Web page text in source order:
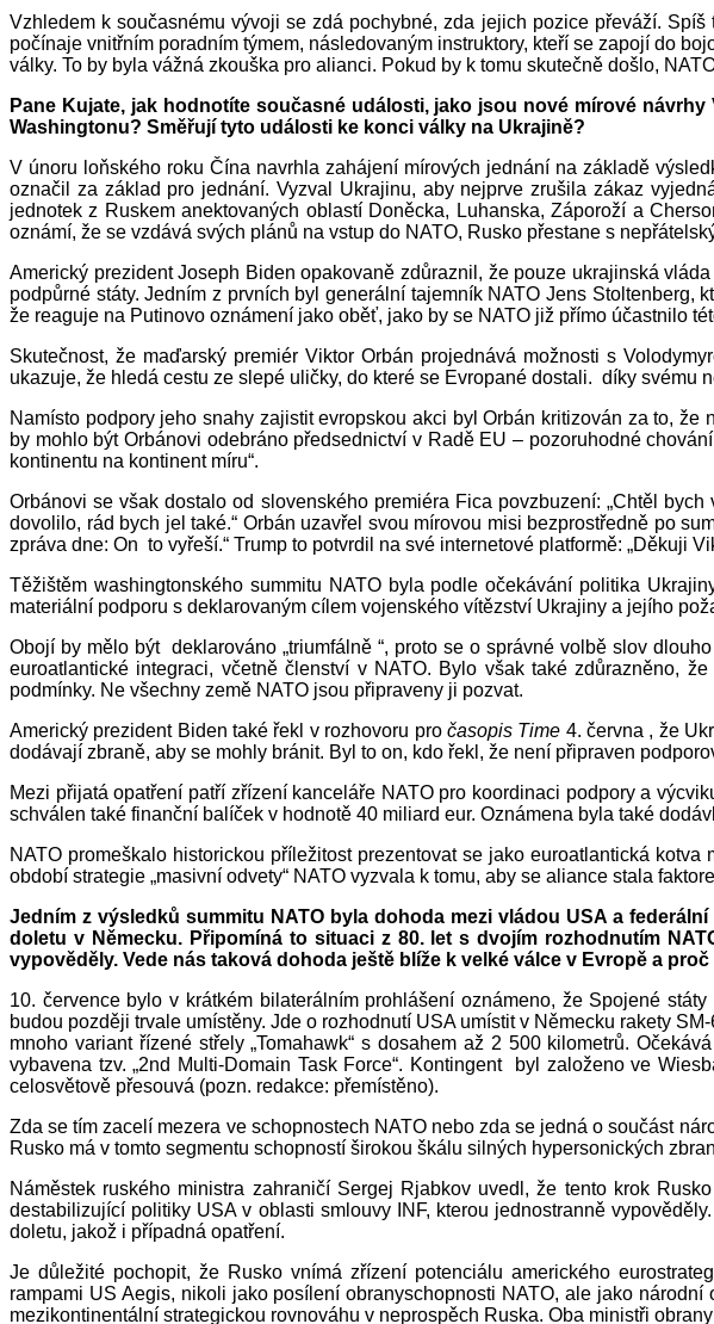
Vzhledem k současnému vývoji se zdá pochybné, zda jejich pozice převáží.
počínaje vnitřním poradním týmem, následovaným instruktory, kteří se zapojí do
války. To by byla vážná zkouška pro alianci. Pokud by k tomu skutečně došlo,
Pane Kujate, jak hodnotíte současné události, jako jsou nové mírové
Washingtonu? Směřují tyto události ke konci války na Ukrajině?
V únoru loňského roku Čína navrhla zahájení mírových jednání na základě
označil za základ pro jednání. Vyzval Ukrajinu, aby nejprve zrušila zákaz
jednotek z Ruskem anektovaných oblastí Doněcka, Luhanska, Záporoží a
oznámí, že se vzdává svých plánů na vstup do NATO, Rusko přestane s
Americký prezident Joseph Biden opakovaně zdůraznil, že pouze ukrajinská
podpůrné státy. Jedním z prvních byl generální tajemník NATO Jens Stoltenberg,
že reaguje na Putinovo oznámení jako oběť, jako by se NATO již přímo účastnilo
Skutečnost, že maďarský premiér Viktor Orbán projednává možnosti s
ukazuje, že hledá cestu ze slepé uličky, do které se Evropané dostali. díky svému
Namísto podpory jeho snahy zajistit evropskou akci byl Orbán kritizován za to,
by mohlo být Orbánovi odebráno předsednictví v Radě EU – pozoruhodné
kontinentu na kontinent míru“.
Orbánovi se však dostalo od slovenského premiéra Fica povzbuzení: „Chtěl
dovolilo, rád bych jel také.“ Orbán uzavřel svou mírovou misi bezprostředně po
zpráva dne: On to vyřeší.“ Trump to potvrdil na své internetové platformě: „Děkuji
Těžištěm washingtonského summitu NATO byla podle očekávání politika
materiální podporu s deklarovaným cílem vojenského vítězství Ukrajiny a jejího
Obojí by mělo být deklarováno „triumfálně “, proto se o správné volbě slov
euroatlantické integraci, včetně členství v NATO. Bylo však také zdůrazněno,
podmínky. Ne všechny země NATO jsou připraveny ji pozvat.
Americký prezident Biden také řekl v rozhovoru pro časopis Time 4. června , že
dodávají zbraně, aby se mohly bránit. Byl to on, kdo řekl, že není připraven
Mezi přijatá opatření patří zřízení kanceláře NATO pro koordinaci podpory a
schválen také finanční balíček v hodnotě 40 miliard eur. Oznámena byla také
NATO promeškalo historickou příležitost prezentovat se jako euroatlantická
období strategie „masivní odvety“ NATO vyzvala k tomu, aby se aliance stala
Jedním z výsledků summitu NATO byla dohoda mezi vládou USA a
doletu v Německu. Připomíná to situaci z 80. let s dvojím rozhodnutím
vypověděly. Vede nás taková dohoda ještě blíže k velké válce v Evropě a
10. července bylo v krátkém bilaterálním prohlášení oznámeno, že Spojené
budou později trvale umístěny. Jde o rozhodnutí USA umístit v Německu rakety
mnoho variant řízené střely „Tomahawk“ s dosahem až 2 500 kilometrů.
vybavena tzv. „2nd Multi-Domain Task Force“. Kontingent byl založeno ve
celosvětově přesouvá (pozn. redakce: přemístěno).
Zda se tím zacelí mezera ve schopnostech NATO nebo zda se jedná o součást
Rusko má v tomto segmentu schopností širokou škálu silných hypersonických
Náměstek ruského ministra zahraničí Sergej Rjabkov uvedl, že tento krok
destabilizující politiky USA v oblasti smlouvy INF, kterou jednostranně
doletu, jakož i případná opatření.
Je důležité pochopit, že Rusko vnímá zřízení potenciálu amerického
rampami US Aegis, nikoli jako posílení obranyschopnosti NATO, ale jako
mezikontinentální strategickou rovnováhu v neprospěch Ruska. Oba ministři